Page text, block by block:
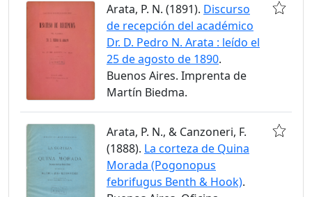
Arata, P. N. (1891). Discurso
de recepción del académico
Dr. D. Pedro N. Arata : leído el
25 de agosto de 1890.
Buenos Aires. Imprenta de
Martín Biedma.
Arata, P. N., & Canzoneri, F.
(1888). La corteza de Quina
Morada (Pogonopus
febrifugus Benth & Hook).